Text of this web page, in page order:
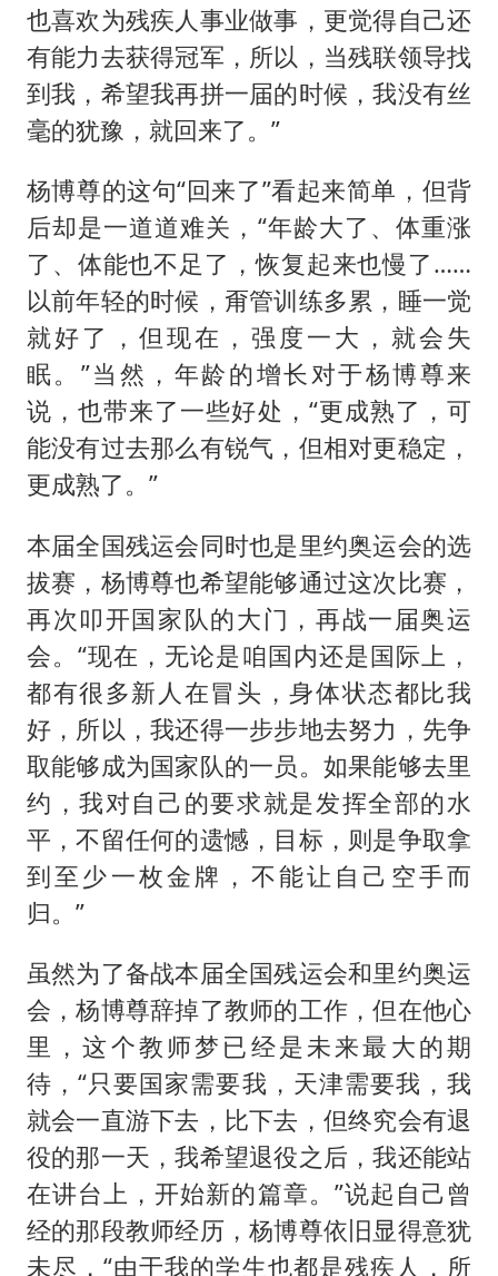
也喜欢为残疾人事业做事，更觉得自己还
有能力去获得冠军，所以，当残联领导找
到我，希望我再拼一届的时候，我没有丝
毫的犹豫，就回来了。”
杨博尊的这句“回来了”看起来简单，但背
后却是一道道难关，“年龄大了、体重涨
了、体能也不足了，恢复起来也慢了……
以前年轻的时候，甭管训练多累，睡一觉
就好了，但现在，强度一大，就会失
眠。”当然，年龄的增长对于杨博尊来
说，也带来了一些好处，“更成熟了，可
能没有过去那么有锐气，但相对更稳定，
更成熟了。”
本届全国残运会同时也是里约奥运会的选
拔赛，杨博尊也希望能够通过这次比赛，
再次叩开国家队的大门，再战一届奥运
会。“现在，无论是咱国内还是国际上，
都有很多新人在冒头，身体状态都比我
好，所以，我还得一步步地去努力，先争
取能够成为国家队的一员。如果能够去里
约，我对自己的要求就是发挥全部的水
平，不留任何的遗憾，目标，则是争取拿
到至少一枚金牌，不能让自己空手而
归。”
虽然为了备战本届全国残运会和里约奥运
会，杨博尊辞掉了教师的工作，但在他心
里，这个教师梦已经是未来最大的期
待，“只要国家需要我，天津需要我，我
就会一直游下去，比下去，但终究会有退
役的那一天，我希望退役之后，我还能站
在讲台上，开始新的篇章。”说起自己曾
经的那段教师经历，杨博尊依旧显得意犹
未尽，“由于我的学生也都是残疾人，所